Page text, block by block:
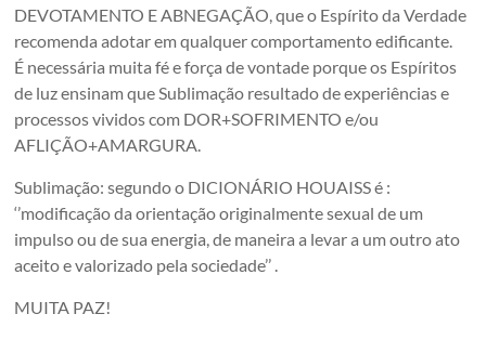
DEVOTAMENTO E ABNEGAÇÃO, que o Espírito da Verdade
recomenda adotar em qualquer comportamento edificante.
É necessária muita fé e força de vontade porque os Espíritos
de luz ensinam que Sublimação resultado de experiências e
processos vividos com DOR+SOFRIMENTO e/ou
AFLIÇÃO+AMARGURA.
Sublimação: segundo o DICIONÁRIO HOUAISS é :
‘’modificação da orientação originalmente sexual de um
impulso ou de sua energia, de maneira a levar a um outro ato
aceito e valorizado pela sociedade’’ .
MUITA PAZ!